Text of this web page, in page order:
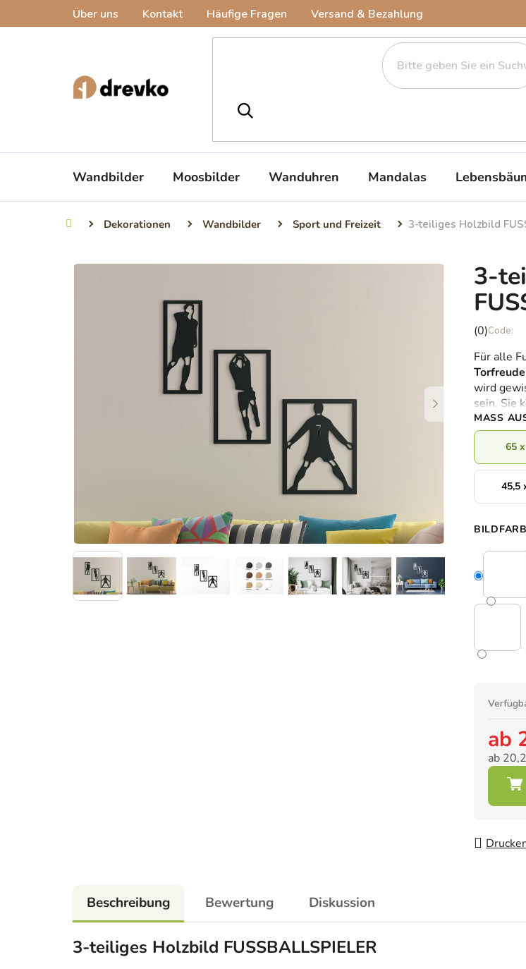
Über uns Kontakt Häufige Fragen Versand & Bezahlung
Wandbilder Moosbilder Wanduhren Mandalas
StartseiteDekorationen Wandbilder Sport und Freizeit 3-teiliges Holzbild
3-
Die
ist
0,0
von
5
Sternen.
(0)
Für alle
wird
sein. Sie
MASS
65
45,5
ab
ab
Beschreibung Bewertung Diskussion
3-teiliges Holzbild FUSSBALLSPIELER